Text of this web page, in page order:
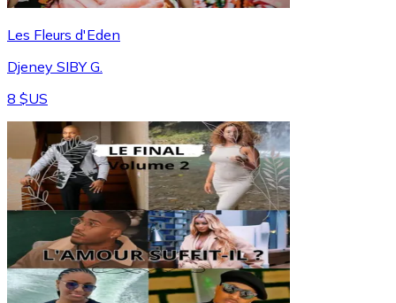
Les Fleurs d'Eden
Djeney SIBY G.
8 $US